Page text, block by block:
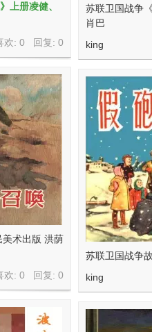
上册凌健、
欢: 0 回复: 0
苏联卫国战争
肖巴
king
术出版 洪荫
欢: 0 回复: 0
苏联卫国战争
king